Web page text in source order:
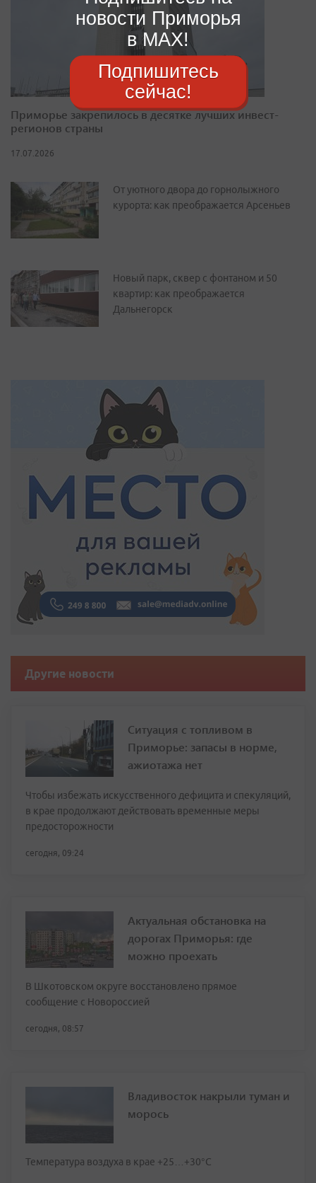
Приморье закрепилось в десятке лучших инвест-
регионов страны
17.07.2026
От уютного двора до горнолыжного
курорта: как преображается Арсеньев
Новый парк, сквер с фонтаном и 50
квартир: как преображается
Дальнегорск
Другие новости
Ситуация с топливом в
Приморье: запасы в норме,
ажиотажа нет
Чтобы избежать искусственного дефицита и спекуляций,
в крае продолжают действовать временные меры
предосторожности
сегодня, 09:24
Актуальная обстановка на
дорогах Приморья: где
можно проехать
В Шкотовском округе восстановлено прямое
сообщение с Новороссией
сегодня, 08:57
Владивосток накрыли туман и
морось
Температура воздуха в крае +25…+30°C
новости Приморья
в MAX!
Подпишитесь
сейчас!